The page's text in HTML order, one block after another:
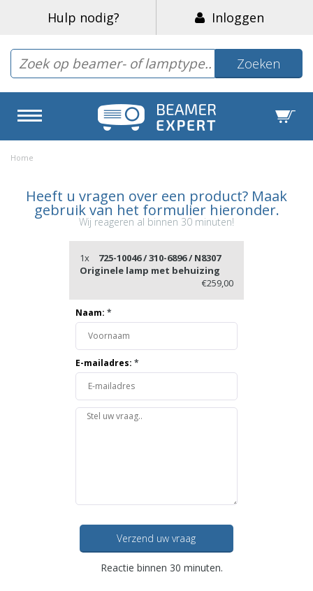
Hulp nodig? Inloggen
Zoeken
Home
Heeft u vragen over een product? Maak
gebruik van het formulier hieronder.
Wij reageren al binnen 30 minuten!
1x
725-10046 / 310-6896 / N8307
Originele lamp met behuizing
€259,00
Naam: *
E-mailadres: *
Verzend uw vraag
Reactie binnen 30 minuten.